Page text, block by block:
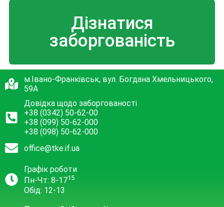
Дізнатися
заборгованість
м.Івано-Франківськ, вул. Богдана Хмельницького,
59А
Довідка щодо заборгованості
+38 (0342) 50-62-00
+38 (099) 50-62-000
+38 (098) 50-62-000
office@tke.if.ua
Графік роботи
Пн-Чт: 8-1715
Обід: 12-13